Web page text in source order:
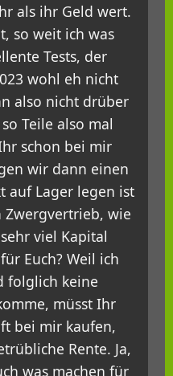
als ihr Geld wert.
so weit ich was
Tests, der
wohl eh nicht
also nicht drüber
Teile also mal
schon bei mir
wir dann einen
auf Lager legen ist
wie
viel Kapital
Euch? Weil ich
folglich keine
müsst Ihr
bei mir kaufen,
Rente. Ja,
was machen für